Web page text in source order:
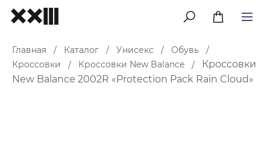
меню
Главная / Каталог / Унисекс / Обувь
/
Кроссовки
/ Кроссовки New Balance /
Кроссовки
New Balance 2002R «Protection Pack Rain Cloud»